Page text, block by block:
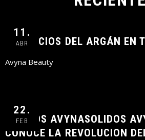
11.
ABR
BENEFICIOS DEL ARGÁN EN
Avyna Beauty
22.
FEB
SOLIDOS AVYNASOLIDOS
CONOCE LA REVOLUCION